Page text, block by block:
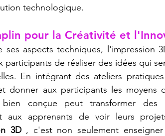
technologique.
pour la Créativité et
ses aspects techniques, l'impression
participants de réaliser des idées qui
En intégrant des ateliers
donner aux participants les moyens
bien conçue peut transformer des
aux apprenants de voir leurs
3D , c'est non seulement